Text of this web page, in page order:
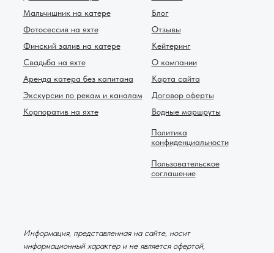
Мальчишник на катере
Фотосессия на яхте
Финский залив на катере
Свадьба на яхте
Аренда катера без капитана
Экскурсии по рекам и каналам
Корпоратив на яхте
Пользовательское
соглашение
Политика
конфиденциальности
Договор оферты
Водные маршруты
Блог
Отзывы
Кейтеринг
О компании
Карта сайта
Информация, представленная на сайте, носит
информационный характер и не является офертой,